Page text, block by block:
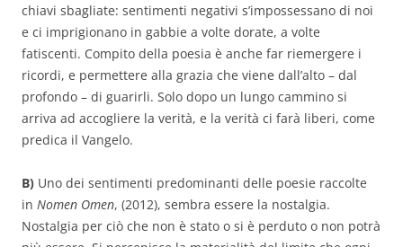
chiavi sbagliate: sentimenti negativi s’impossessano di noi
e ci imprigionano in gabbie a volte dorate, a volte
fatiscenti. Compito della poesia è anche far riemergere i
ricordi, e permettere alla grazia che viene dall’alto – dal
profondo – di guarirli. Solo dopo un lungo cammino si
arriva ad accogliere la verità, e la verità ci farà liberi, come
predica il Vangelo.
B) Uno dei sentimenti predominanti delle poesie raccolte
in Nomen Omen, (2012), sembra essere la nostalgia.
Nostalgia per ciò che non è stato o si è perduto o non potrà